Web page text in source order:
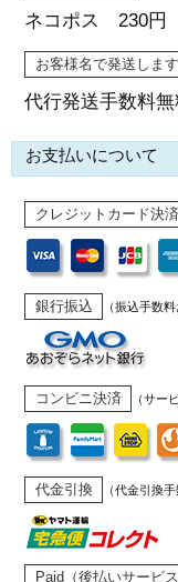
ネコポス 230円
お客様名で発送します
代行発送手数料
お支払いについて
クレジットカード決済
銀行振込 （振込手数
コンビニ決済 （サー
代金引換 （代金引換
Paid（後払いサービス